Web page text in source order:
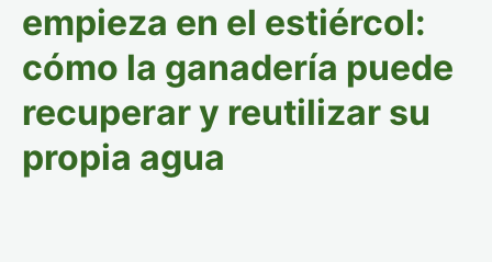
empieza en el estiércol:
cómo la ganadería puede
recuperar y reutilizar su
propia agua